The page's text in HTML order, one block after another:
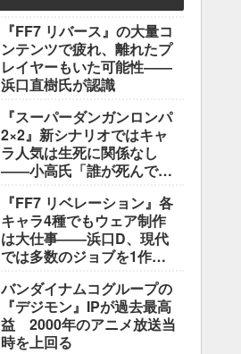
『FF7 リバース』の大量コ
ンテンツで疲れ、離れたプ
レイヤーもいた可能性――
浜口直樹氏が認識
『スーパーダンガンロンパ
2×2』新シナリオではキャ
ラ人気は生死に関係なし
――小高氏「誰が死んでも
で」
『FF7 リベレーション』各
キャラ4種でもウェア制作
は大仕事――浜口D、現代
では多数のジョブを1作に
説明
バンダイナムコグループの
『デジモン』IPが過去最高
益 2000年のアニメ放送当
時を上回る